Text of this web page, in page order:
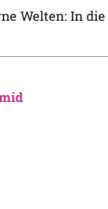
Welten: In